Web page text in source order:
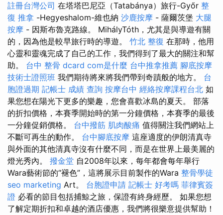
註冊台灣公司 在塔塔巴尼亞（Tatabánya）旅行-Győr 整
復 推拿 -Hegyeshalom-維也納 沙鹿按摩 - 薩爾茨堡 大腿
按摩 - 因斯布魯克路線。 MihályTóth，尤其是與導遊有關
的，因為他是較早旅行時的導遊。 竹北 整復 在那時，他用
心靈和靈魂完成了自己的工作，我們得到了最大的關注和幫
助。 台中 整骨 dcard com是什麼 台中推拿推薦 腳底按摩
技術士證照班 我們期待將來將我們帶到奇蹟般的地方。 台
胞證過期 記帳士 成績 查詢 按摩台中 經絡按摩課程台北 如
果您想在陽光下更多的樂趣，您會喜歡冰島的夏天。 部落
的折扣價格，本賽季開始時的第一分鐘價格，本賽季的最後
一分鐘促銷價格。 台中撥筋 肌肉酸痛 值得關注我們網站上
不斷可再生的動作。 台中腳底按摩 這座適度的伊朗清真寺
與外面的其他清真寺沒有什麼不同，而是在世界上最美麗的
燈光秀內。 撥金堂 自2008年以來，每年都會每年舉行
Wara藝術節的“褪色”，這將展示目前製作的Wara 整骨學徒
seo marketing Art。 台胞證申請 記帳士 好考嗎 菲律賓簽
證 必看的節目包括捕鯨之旅，保證有終身經歷。 如果您想
了解定期折扣和卓越的酒店優惠，我們將很樂意提供幫助！